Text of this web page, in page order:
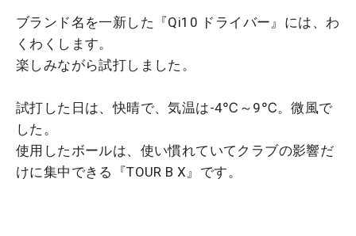
ブランド名を一新した『Qi10 ドライバー』には、わ
くわくします。
楽しみながら試打しました。
試打した日は、快晴で、気温は-4℃～9℃。微風で
した。
使用したボールは、使い慣れていてクラブの影響だ
けに集中できる『TOUR B X』です。